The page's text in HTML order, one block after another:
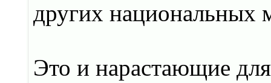
других национальных
Это и нарастающие